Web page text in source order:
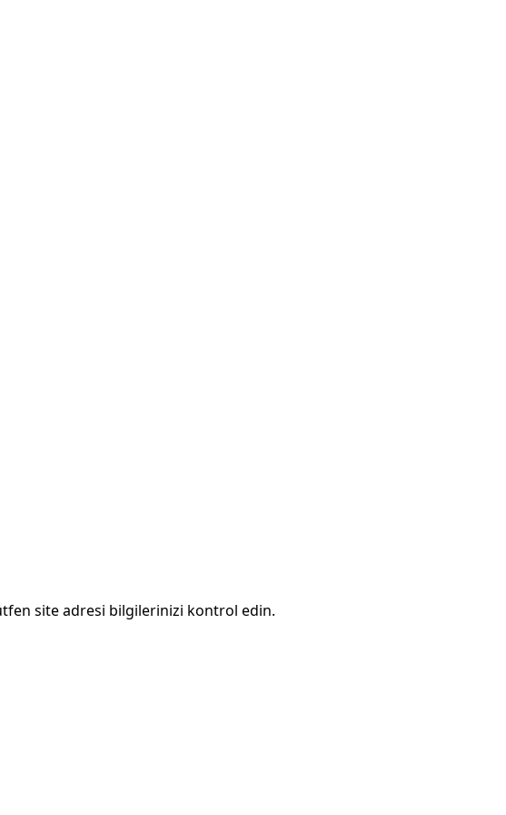
site adresi bilgilerinizi kontrol edin.